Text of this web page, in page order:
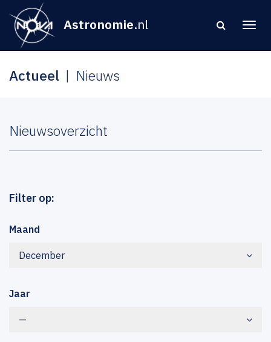
Astronomie.nl
Actueel Nieuws
Nieuwsoverzicht
Filter op:
Maand
December
Jaar
—